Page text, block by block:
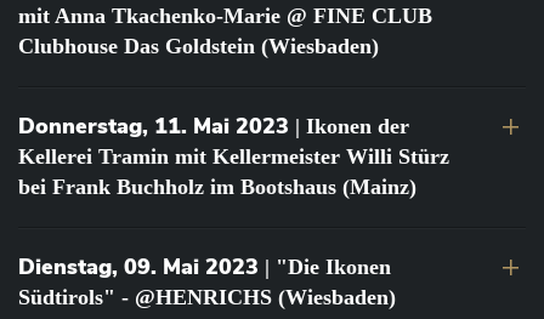
mit Anna Tkachenko-Marie @ FINE CLUB
Clubhouse Das Goldstein (Wiesbaden)
Donnerstag, 11. Mai 2023 | Ikonen der
Kellerei Tramin mit Kellermeister Willi Stürz
bei Frank Buchholz im Bootshaus (Mainz)
Dienstag, 09. Mai 2023 | "Die Ikonen
Südtirols" - @HENRICHS (Wiesbaden)